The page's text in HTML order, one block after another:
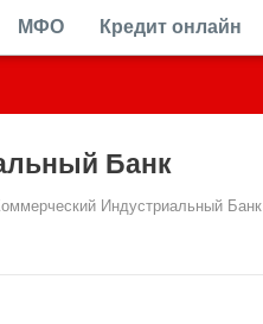
МФО Кредит онлайн
Банк
Индустриальный Банк